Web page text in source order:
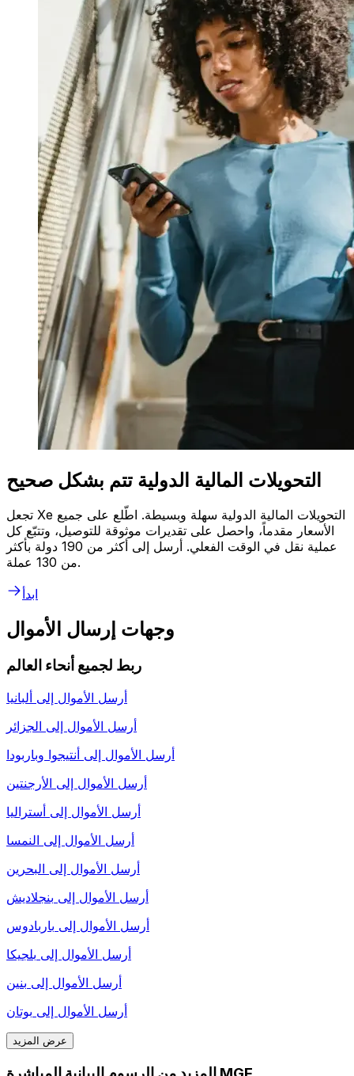
التحويلات المالية الدولية تتم بشكل صحيح
تجعل Xe التحويلات المالية الدولية سهلة وبسيطة. اطّلع على جميع
الأسعار مقدماً، واحصل على تقديرات موثوقة للتوصيل، وتتبّع كل
عملية نقل في الوقت الفعلي. أرسل إلى أكثر من 190 دولة بأكثر
من 130 عملة.
ابدأ
وجهات إرسال الأموال
ربط لجميع أنحاء العالم
أرسل الأموال إلى ألبانيا
أرسل الأموال إلى الجزائر
أرسل الأموال إلى أنتيجوا وباربودا
أرسل الأموال إلى الأرجنتين
أرسل الأموال إلى أستراليا
أرسل الأموال إلى النمسا
أرسل الأموال إلى البحرين
أرسل الأموال إلى بنجلاديش
أرسل الأموال إلى باربادوس
أرسل الأموال إلى بلجيكا
أرسل الأموال إلى بنين
أرسل الأموال إلى بوتان
عرض المزيد